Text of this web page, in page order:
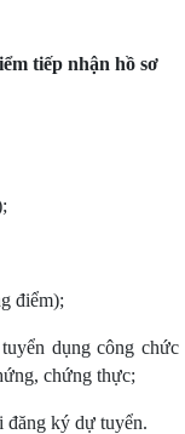
tiếp nhận hồ sơ
điểm);
dụng công chức
chứng thực;
đăng ký dự tuyển.